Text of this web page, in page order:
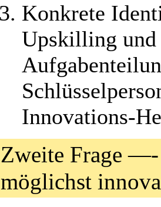
Konkrete
Upskilling und
Innovations-
Zweite Frage —-
möglichst